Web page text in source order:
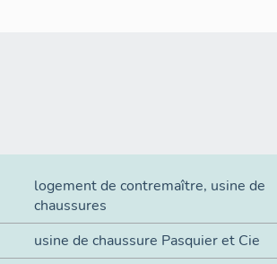
logement de contremaître, usine de
chaussures
usine de chaussure Pasquier et Cie